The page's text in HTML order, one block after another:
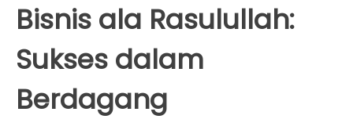
Bisnis ala Rasulullah:
Sukses dalam
Berdagang